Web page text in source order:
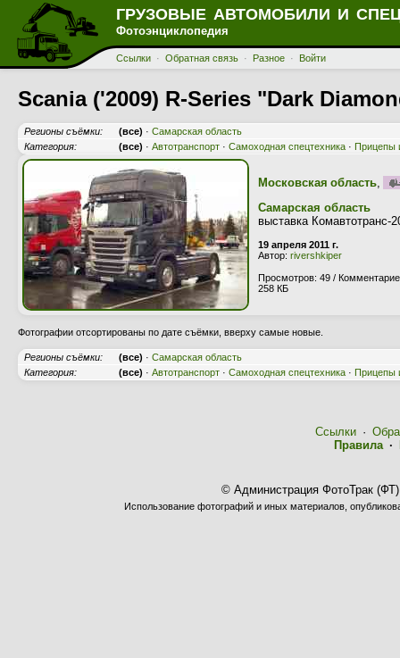
ГРУЗОВЫЕ АВТОМОБИЛИ И
Фотоэнциклопедия
Ссылки · Обратная связь · Разное · Войти
Scania ('2009) R-Series "Dark
Регионы съёмки: (все) · Самарская область
Категория:
(все) · Автотранспорт · Самоходная спецтехника · Прицепы
Московская область,
Самарская область
выставка Комавтотранс-
19 апреля 2011 г.
Автор: rivershkiper
Просмотров: 49 /
258 КБ
Фотографии отсортированы по дате съёмки, вверху самые новые.
Регионы съёмки: (все) · Самарская область
Категория:
(все) · Автотранспорт · Самоходная спецтехника · Прицепы
Ссылки·
Правила·
© Администрация ФотоТрак
Использование фотографий и иных материалов,